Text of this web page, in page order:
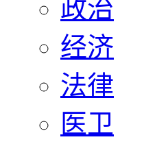
政治
经济
法律
医卫